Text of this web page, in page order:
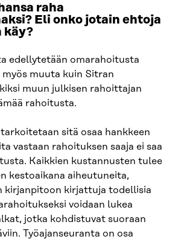
raha
Eli onko jotain ehtoja
käy?
edellytetään omarahoitusta
muuta kuin Sitran
muun julkisen rahoittajan
rahoitusta.
sitä osaa hankkeen
vastaan rahoituksen saaja ei saa
Kaikkien kustannusten tulee
kestoaikana aiheutuneita,
kirjanpitoon kirjattuja todellisia
voidaan lukea
jotka kohdistuvat suoraan
Työajanseuranta on osa